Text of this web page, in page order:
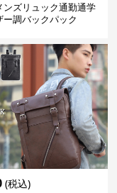
ンズリュック通勤通学
ー調バックパック
(税込)